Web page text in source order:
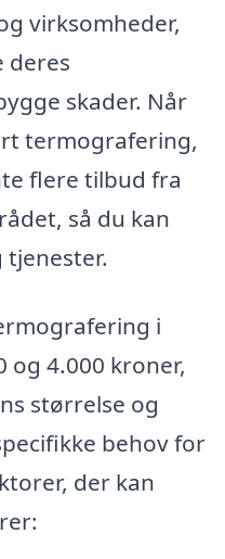
virksomheder,
deres
skader. Når
termografering,
flere tilbud fra
så du kan
tjenester.
i
og 4.000 kroner,
størrelse og
behov for
der kan